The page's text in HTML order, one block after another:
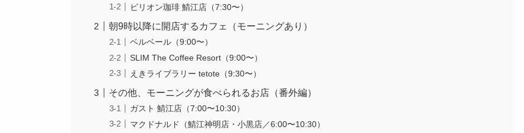
ビリオン珈琲 鯖江店（7:30〜）
朝9時以降に開店するカフェ（モーニングあり）
ベルベール（9:00〜）
SLIM The Coffee Resort（9:00〜）
えきライブラリー tetote（9:30〜）
その他、モーニングが食べられるお店（番外編）
ガスト 鯖江店（7:00〜10:30）
マクドナルド（鯖江神明店・小黒店／6:00〜10:30）